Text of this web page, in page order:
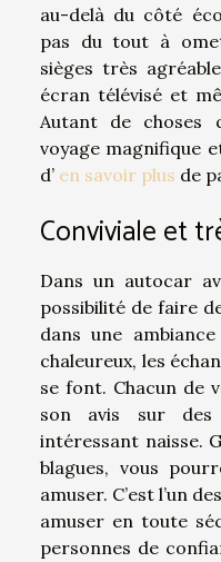
au-delà du côté
pas du tout à
sièges très
écran télévisé et
Autant de choses
voyage magnifique
d’ en savoir plus de
Conviviale et
Dans un autocar
possibilité de faire
dans une
chaleureux, les
se font. Chacun de
son avis sur des
intéressant naisse.
blagues, vous
amuser. C’est l’un
amuser en toute
personnes de